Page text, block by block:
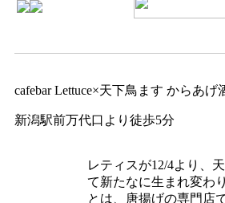
cafebar Lettuce×天下鳥ます からあげ
新潟駅前万代口より徒歩5分
レティスが12/4より、
て新たなに生まれ変わ
とは、唐揚げの専門店